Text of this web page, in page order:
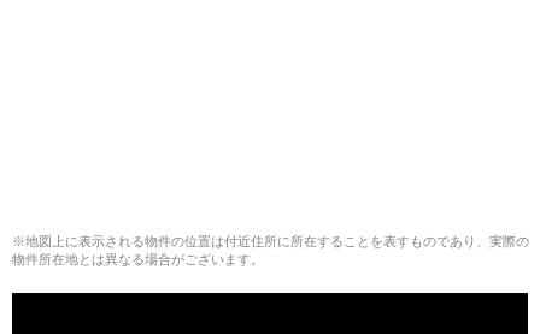
※地図上に表示される物件の位置は付近住所に所在することを表すものであり、実際の
物件所在地とは異なる場合がございます。